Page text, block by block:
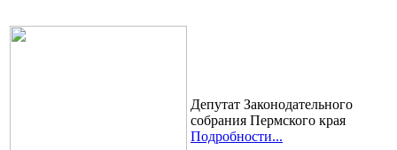
Депутат Законодательного
собрания Пермского края
Подробности...